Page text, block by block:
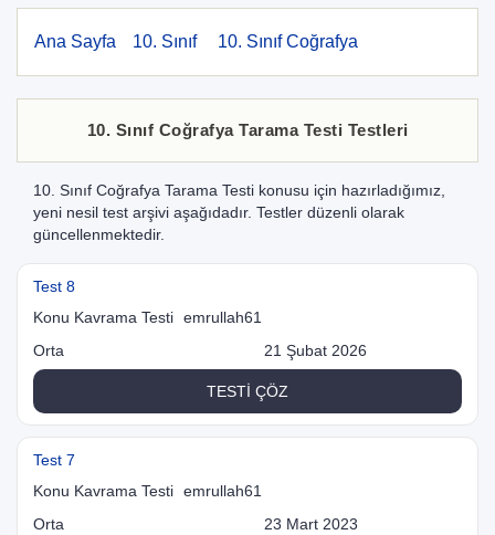
Ana Sayfa 10. Sınıf 10. Sınıf Coğrafya
10. Sınıf Coğrafya Tarama Testi Testleri
10. Sınıf Coğrafya Tarama Testi konusu için hazırladığımız,
yeni nesil test arşivi aşağıdadır. Testler düzenli olarak
güncellenmektedir.
Test 8
Konu Kavrama Testi emrullah61
Orta
21 Şubat 2026
TESTİ ÇÖZ
Test 7
Konu Kavrama Testi emrullah61
Orta
23 Mart 2023